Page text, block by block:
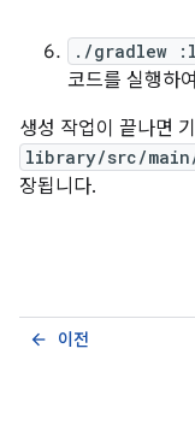
./gradlew
코드를 실행하
생성 작업이 끝나면
library/src/
장됩니다.
이전
arrow_back